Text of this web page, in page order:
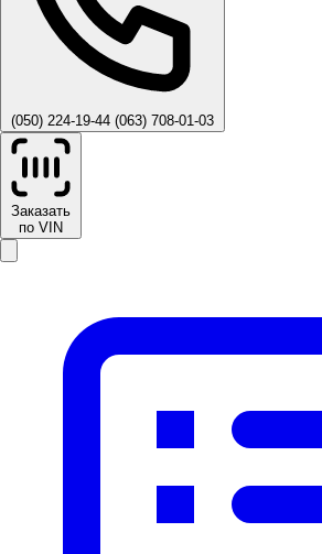
(050) 224-19-44 (063) 708-01-03
Заказать
по VIN